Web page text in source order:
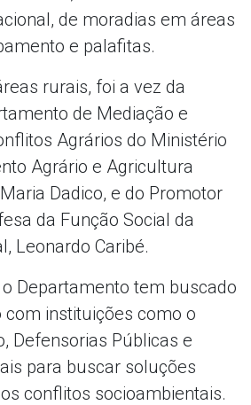
de moradias em áreas
e palafitas.
rurais, foi a vez da
de Mediação e
Agrários do Ministério
Agrário e Agricultura
Dadico, e do Promotor
da Função Social da
Leonardo Caribé.
Departamento tem buscado
instituições como o
Defensorias Públicas e
para buscar soluções
conflitos socioambientais.